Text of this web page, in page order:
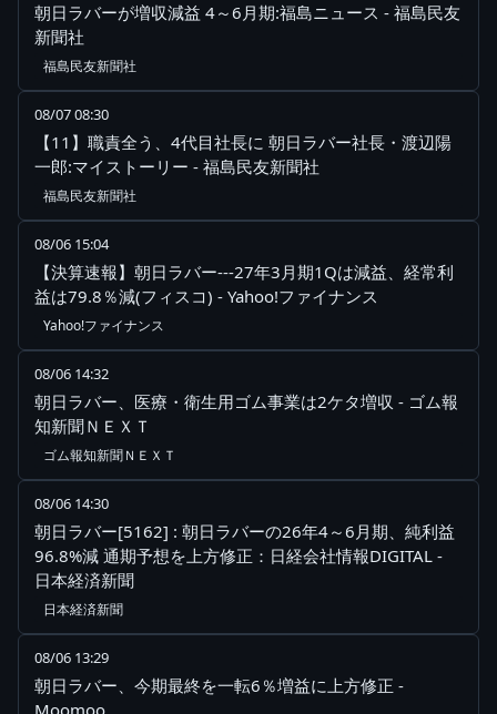
朝日ラバーが増収減益 4～6月期:福島ニュース - 福島民友
新聞社
福島民友新聞社
08/07 08:30
【11】職責全う、4代目社長に 朝日ラバー社長・渡辺陽
一郎:マイストーリー - 福島民友新聞社
福島民友新聞社
08/06 15:04
【決算速報】朝日ラバー---27年3月期1Qは減益、経常利
益は79.8％減(フィスコ) - Yahoo!ファイナンス
Yahoo!ファイナンス
08/06 14:32
朝日ラバー、医療・衛生用ゴム事業は2ケタ増収 - ゴム報
知新聞ＮＥＸＴ
ゴム報知新聞ＮＥＸＴ
08/06 14:30
朝日ラバー[5162] : 朝日ラバーの26年4～6月期、純利益
96.8%減 通期予想を上方修正：日経会社情報DIGITAL -
日本経済新聞
日本経済新聞
08/06 13:29
朝日ラバー、今期最終を一転6％増益に上方修正 -